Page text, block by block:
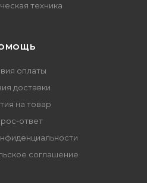
техника
оплаты
доставки
на товар
ответ
соглашение